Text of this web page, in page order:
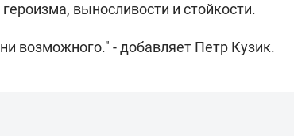
выносливости и стойкости.
возможного." - добавляет Петр Кузик.